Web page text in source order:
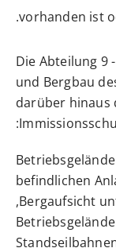
vorhanden ist
Die Abteilung 9
und Bergbau
darüber hinaus
befindlichen
Bergaufsicht